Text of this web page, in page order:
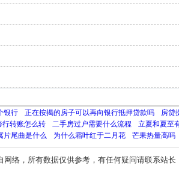
银行 正在按揭的房子可以再向银行抵押贷款吗 房贷
行转账怎么转 二手房过户需要什么流程 立夏和夏至
片尾曲是什么 为什么霜叶红于二月花 芒果热量高吗
络，所有数据仅供参考，有任何疑问请联系站长